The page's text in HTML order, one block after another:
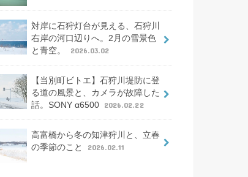
対岸に石狩灯台が見える、石狩川
右岸の河口辺りへ。2月の雪景色
と青空。
2026.03.02
【当別町ビトエ】石狩川堤防に登
る道の風景と、カメラが故障した
話。SONY α6500 2026.02.22
高富橋から冬の知津狩川と、立春
の季節のこと
2026.02.11